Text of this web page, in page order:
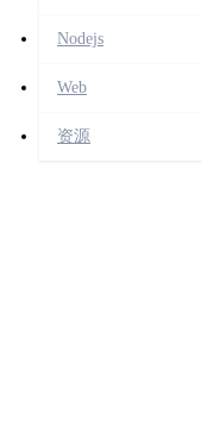
Nodejs
Web
资源